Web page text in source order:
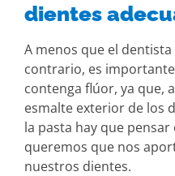
dientes
A menos que el
contrario, es
contenga flúor, ya que,
esmalte exterior de los
la pasta hay que
queremos que nos
nuestros dientes.